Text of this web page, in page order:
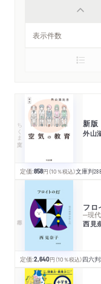
ちくま文庫 新
外山
定価:858円 （10％税込）文庫判288
フロ
─現
西見
定価:2,640円 （10％税込）四六判